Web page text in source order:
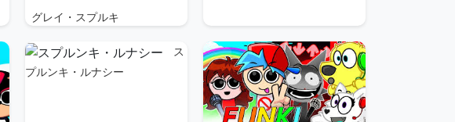
グレイ・スプルキ
ス
プルンキ・ルナシー